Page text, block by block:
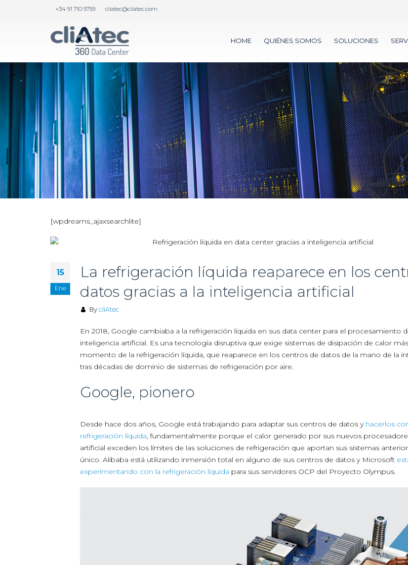
+34 91 710 9759 cliatec@cliatec.com
HOME QUIÉNES SOMOS SOLUCIONES
[wpdreams_ajaxsearchlite]
15
Ene
La refrigeración líquida reaparece en los
datos gracias a la inteligencia artificial
By cliAtec
En 2018, Google cambiaba a la refrigeración líquida en sus data center para el procesamiento
inteligencia artificial. Es una tecnología disruptiva que exige sistemas de disipación de calor
momento de la refrigeración líquida, que reaparece en los centros de datos de la mano de la
tras décadas de dominio de sistemas de refrigeración por aire.
Google, pionero
Desde hace dos años, Google está trabajando para adaptar sus centros de datos y hacerlos
refrigeración líquida, fundamentalmente porque el calor generado por sus nuevos
artificial exceden los límites de las soluciones de refrigeración que aportan sus sistemas
único. Alibaba está utilizando inmersión total en alguno de sus centros de datos y Microsoft
experimentando con la refrigeración líquida para sus servidores OCP del Proyecto Olympus.